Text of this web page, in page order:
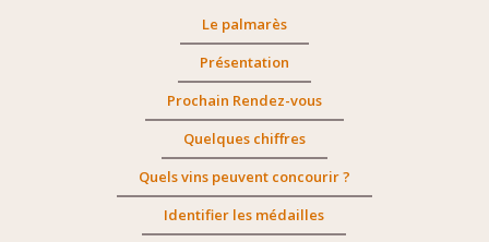
Le palmarès
Présentation
Prochain Rendez-vous
Quelques chiffres
Quels vins peuvent concourir ?
Identifier les médailles